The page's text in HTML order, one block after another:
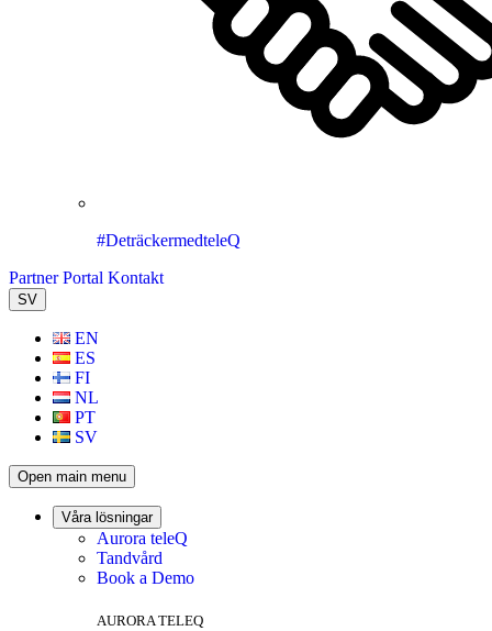
#DeträckermedteleQ
Partner Portal Kontakt
SV
EN
ES
FI
NL
PT
SV
Open main menu
Våra lösningar
Aurora teleQ
Tandvård
Book a Demo
AURORA TELEQ